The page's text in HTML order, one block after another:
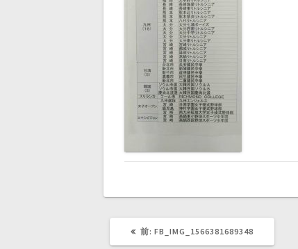
ョ
ン 前:前
FB_IMG_1566381689348